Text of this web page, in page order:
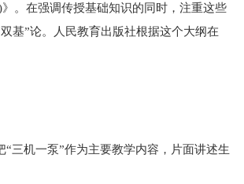
。在强调传授基础知识的同时，注重这些
基”论。人民教育出版社根据这个大纲在
三机一泵”作为主要教学内容，片面讲述生